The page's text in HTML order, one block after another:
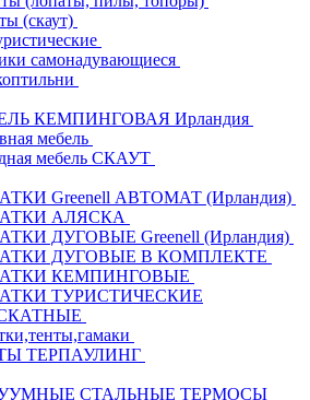
(скаут)
самонадувающиеся
КЕМПИНГОВАЯ Ирландия
мебель
мебель СКАУТ
Greenell АВТОМАТ (Ирландия)
АЛЯСКА
ДУГОВЫЕ Greenell (Ирландия)
ДУГОВЫЕ В КОМПЛЕКТЕ
КЕМПИНГОВЫЕ
ТУРИСТИЧЕСКИЕ
ТЕРПАУЛИНГ
СТАЛЬНЫЕ ТЕРМОСЫ